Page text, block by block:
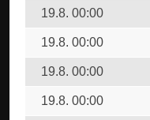
19.8. 00:00
19.8. 00:00
19.8. 00:00
19.8. 00:00